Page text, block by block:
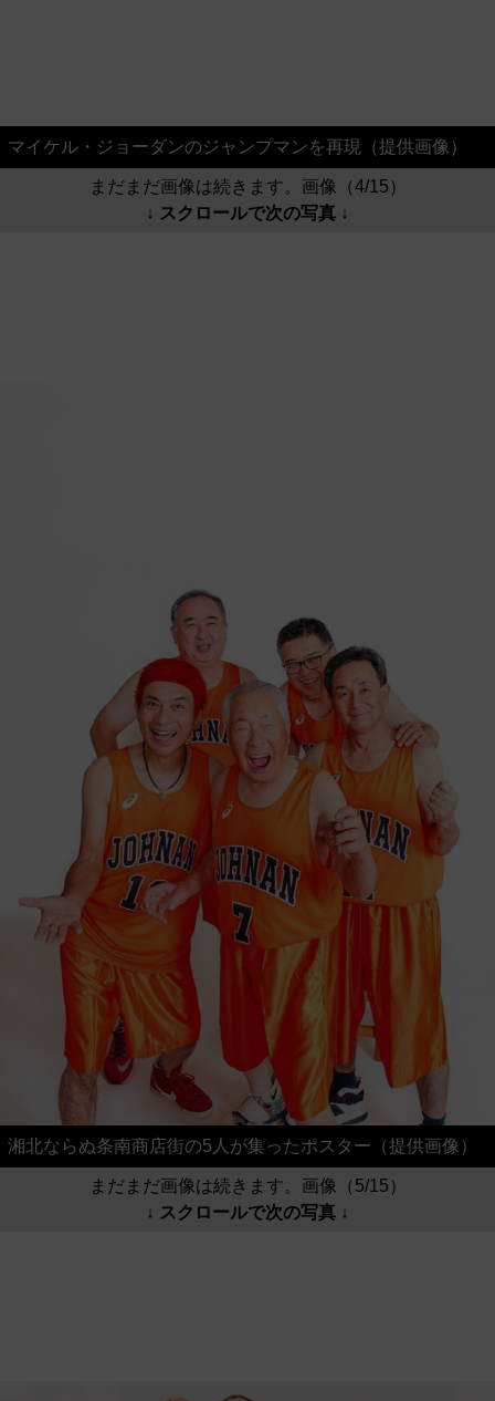
マイケル・ジョーダンのジャンプマンを再現（提供画像）
まだまだ画像は続きます。画像（4/15）
↓ スクロールで次の写真 ↓
湘北ならぬ条南商店街の5人が集ったポスター（提供画像）
まだまだ画像は続きます。画像（5/15）
↓ スクロールで次の写真 ↓